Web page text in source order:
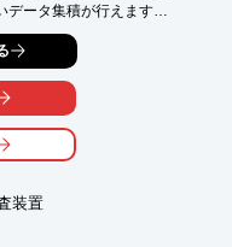
ータ集積が行えます。
お気軽にお問い合わせ下
装置